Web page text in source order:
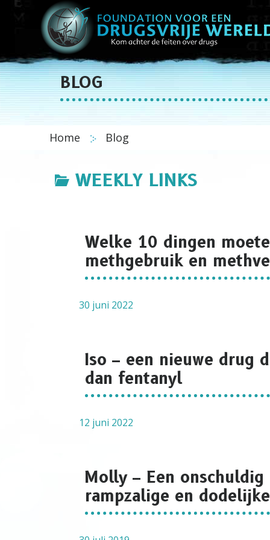
BLOG
Home Blog
WEEKLY LINKS
Welke 10 dingen
methgebruik en
30 juni 2022
Iso – een nieuwe drug
dan fentanyl
12 juni 2022
Molly – Een
rampzalige en